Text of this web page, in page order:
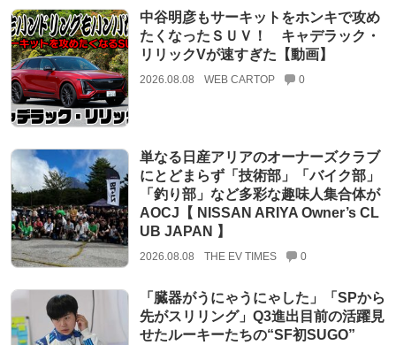
中谷明彦もサーキットをホンキで攻め
たくなったＳＵＶ！ キャデラック・
リリックVが速すぎた【動画】
2026.08.08 WEB CARTOP 0
単なる日産アリアのオーナーズクラブ
にとどまらず「技術部」「バイク部」
「釣り部」など多彩な趣味人集合体が
AOCJ【 NISSAN ARIYA Owner’s CL
UB JAPAN 】
2026.08.08 THE EV TIMES 0
「臓器がうにゃうにゃした」「SPから
先がスリリング」Q3進出目前の活躍見
せたルーキーたちの“SF初SUGO”